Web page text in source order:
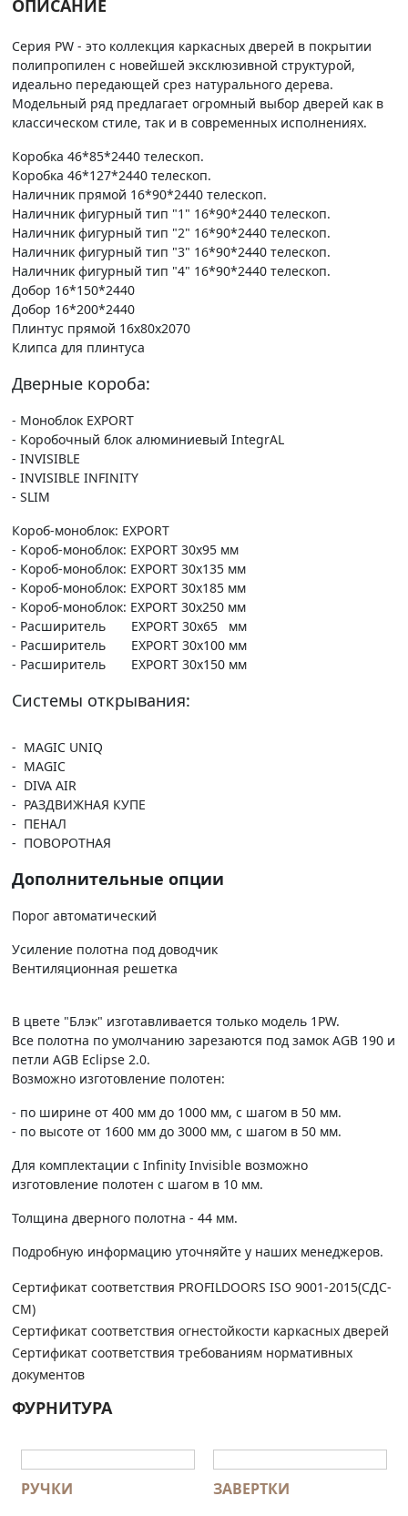
ОПИСАНИЕ
Серия PW - это коллекция каркасных дверей в покрытии
полипропилен с новейшей эксклюзивной структурой,
идеально передающей срез натурального дерева.
Модельный ряд предлагает огромный выбор дверей как в
классическом стиле, так и в современных исполнениях.
Коробка 46*85*2440 телескоп.
Коробка 46*127*2440 телескоп.
Наличник прямой 16*90*2440 телескоп.
Наличник фигурный тип "1" 16*90*2440 телескоп.
Наличник фигурный тип "2" 16*90*2440 телескоп.
Наличник фигурный тип "3" 16*90*2440 телескоп.
Наличник фигурный тип "4" 16*90*2440 телескоп.
Добор 16*150*2440
Добор 16*200*2440
Плинтус прямой 16х80х2070
Клипса для плинтуса
Дверные короба:
- Моноблок EXPORT
- Коробочный блок алюминиевый IntegrAL
- INVISIBLE
- INVISIBLE INFINITY
- SLIM
Короб-моноблок: EXPORT
- Короб-моноблок: EXPORT 30х95 мм
- Короб-моноблок: EXPORT 30х135 мм
- Короб-моноблок: EXPORT 30х185 мм
- Короб-моноблок: EXPORT 30х250 мм
- Расширитель EXPORT 30х65 мм
- Расширитель EXPORT 30х100 мм
- Расширитель EXPORT 30х150 мм
Системы открывания:
- MAGIC UNIQ
- MAGIC
- DIVA AIR
- РАЗДВИЖНАЯ КУПЕ
- ПЕНАЛ
- ПОВОРОТНАЯ
Дополнительные опции
Порог автоматический
Усиление полотна под доводчик
Вентиляционная решетка
В цвете "Блэк" изготавливается только модель 1PW.
Все полотна по умолчанию зарезаются под замок AGB 190 и
петли AGB Eclipse 2.0.
Возможно изготовление полотен:
- по ширине от 400 мм до 1000 мм, с шагом в 50 мм.
- по высоте от 1600 мм до 3000 мм, с шагом в 50 мм.
Для комплектации с Infinity Invisible возможно
изготовление полотен с шагом в 10 мм.
Толщина дверного полотна - 44 мм.
Подробную информацию уточняйте у наших менеджеров.
Сертификат соответствия PROFILDOORS ISO 9001-2015(СДС-
СМ)
Сертификат соответствия огнестойкости каркасных дверей
Сертификат соответствия требованиям нормативных
документов
ФУРНИТУРА
РУЧКИ ЗАВЕРТКИ